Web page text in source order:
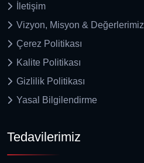
İletişim
Vizyon, Misyon & Değerlerimiz
Çerez Politikası
Kalite Politikası
Gizlilik Politikası
Yasal Bilgilendirme
Tedavilerimiz